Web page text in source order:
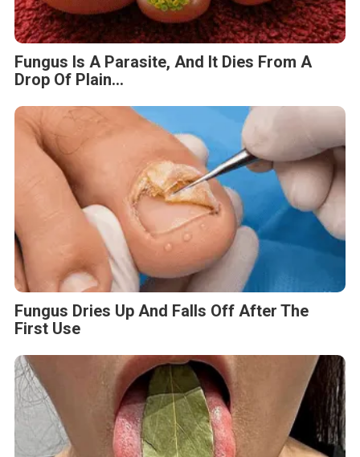
Fungus Is A Parasite, And It Dies From A
Drop Of Plain...
Fungus Dries Up And Falls Off After The
First Use